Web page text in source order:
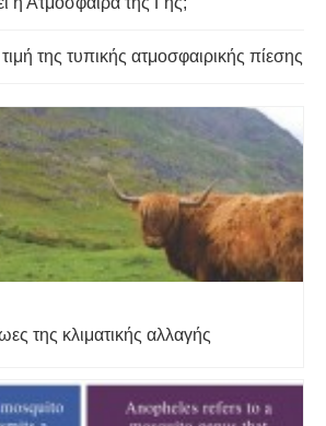
τιμή της τυπικής ατμοσφαιρικής πίεσης
της κλιματικής αλλαγής